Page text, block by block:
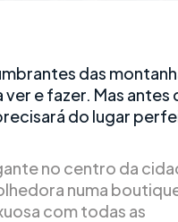
das
e fazer. Mas antes
do lugar
no centro da
numa
com todas as